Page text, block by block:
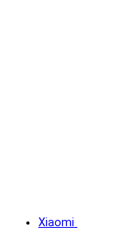
Xiaomi